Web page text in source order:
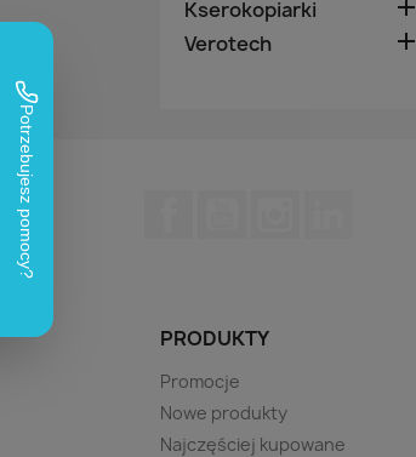
Kserokopiarki 
Verotech 
PRODUKTY
Promocje
Nowe produkty
Najczęściej kupowane